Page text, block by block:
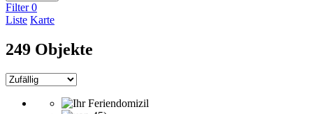
Filter0
Liste Karte
249 Objekte